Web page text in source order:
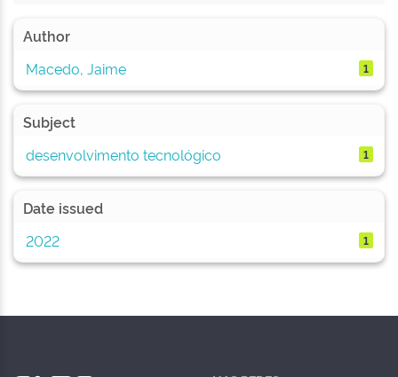
Author
Macedo, Jaime
1
Subject
desenvolvimento tecnológico
1
Date issued
2022
1